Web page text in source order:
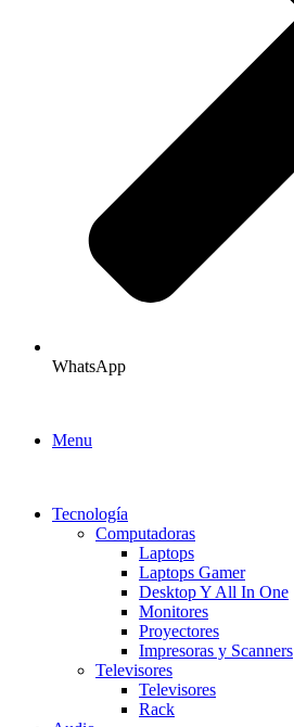
WhatsApp
Menu
Tecnología
Computadoras
Laptops
Laptops Gamer
Desktop Y All In One
Monitores
Proyectores
Impresoras y Scanners
Televisores
Televisores
Rack